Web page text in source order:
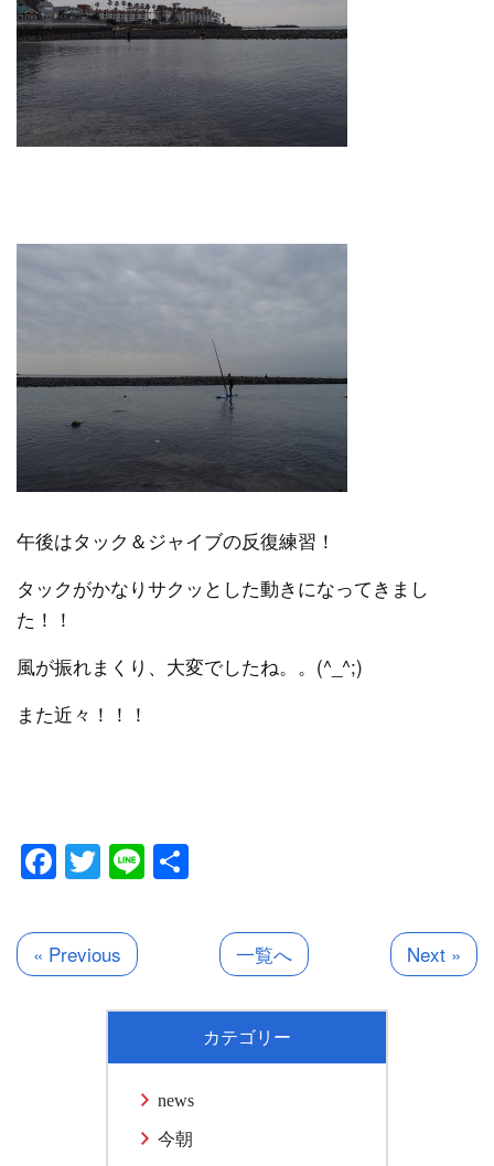
午後はタック＆ジャイブの反復練習！
タックがかなりサクッとした動きになってきまし
た！！
風が振れまくり、大変でしたね。。(^_^;)
また近々！！！
Facebook
Twitter
Line
« Previous 一覧へ Next »
カテゴリー
news
今朝